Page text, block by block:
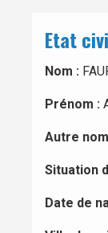
Etat
Nom :
Prénom :
Autre
Situation
Date de